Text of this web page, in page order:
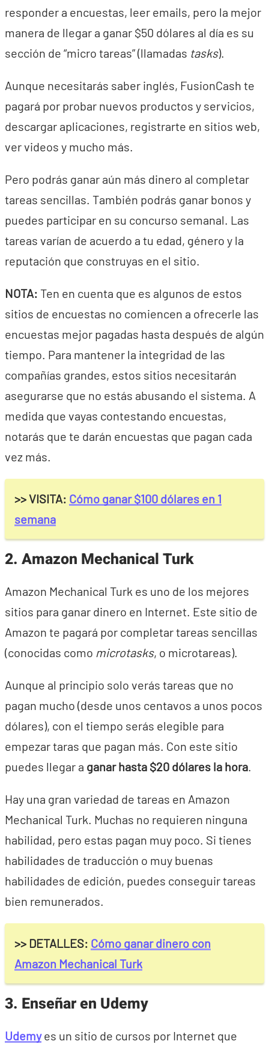
responder a encuestas, leer emails, pero la mejor
manera de llegar a ganar $50 dólares al día es su
sección de “micro tareas” (llamadas tasks).
Aunque necesitarás saber inglés, FusionCash te
pagará por probar nuevos productos y servicios,
descargar aplicaciones, registrarte en sitios web,
ver videos y mucho más.
Pero podrás ganar aún más dinero al completar
tareas sencillas. También podrás ganar bonos y
puedes participar en su concurso semanal. Las
tareas varían de acuerdo a tu edad, género y la
reputación que construyas en el sitio.
NOTA: Ten en cuenta que es algunos de estos
sitios de encuestas no comiencen a ofrecerle las
encuestas mejor pagadas hasta después de algún
tiempo. Para mantener la integridad de las
compañías grandes, estos sitios necesitarán
asegurarse que no estás abusando el sistema. A
medida que vayas contestando encuestas,
notarás que te darán encuestas que pagan cada
vez más.
>> VISITA: Cómo ganar $100 dólares en 1
semana
2. Amazon Mechanical Turk
Amazon Mechanical Turk es uno de los mejores
sitios para ganar dinero en Internet. Este sitio de
Amazon te pagará por completar tareas sencillas
(conocidas como microtasks, o microtareas).
Aunque al principio solo verás tareas que no
pagan mucho (desde unos centavos a unos pocos
dólares), con el tiempo serás elegible para
empezar taras que pagan más. Con este sitio
puedes llegar a ganar hasta $20 dólares la hora.
Hay una gran variedad de tareas en Amazon
Mechanical Turk. Muchas no requieren ninguna
habilidad, pero estas pagan muy poco. Si tienes
habilidades de traducción o muy buenas
habilidades de edición, puedes conseguir tareas
bien remunerados.
>> DETALLES: Cómo ganar dinero con
Amazon Mechanical Turk
3. Enseñar en Udemy
Udemyes un sitio de cursos por Internet que